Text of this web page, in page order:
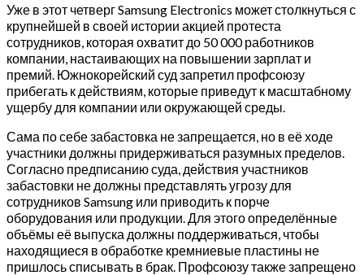
Уже в этот четверг Samsung Electronics может столкнуться с
крупнейшей в своей истории акцией протеста
сотрудников, которая охватит до 50 000 работников
компании, настаивающих на повышении зарплат и
премий. Южнокорейский суд запретил профсоюзу
прибегать к действиям, которые приведут к масштабному
ущербу для компании или окружающей среды.
Сама по себе забастовка не запрещается, но в её ходе
участники должны придерживаться разумных пределов.
Согласно предписанию суда, действия участников
забастовки не должны представлять угрозу для
сотрудников Samsung или приводить к порче
оборудования или продукции. Для этого определённые
объёмы её выпуска должны поддерживаться, чтобы
находящиеся в обработке кремниевые пластины не
пришлось списывать в брак. Профсоюзу также запрещено